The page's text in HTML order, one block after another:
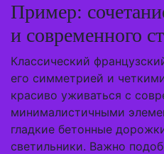
Пример:
и современного
Классический
его симметрией и
красиво уживаться с
минималистичными
гладкие бетонные
светильники. Важно